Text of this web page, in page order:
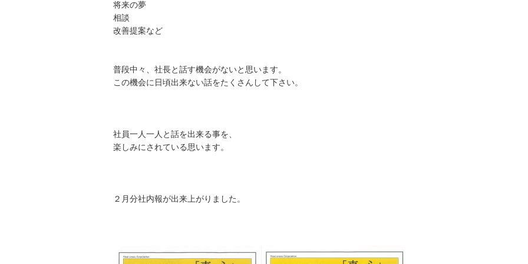
将来の夢
相談
改善提案など
普段中々、社長と話す機会がないと思います。
この機会に日頃出来ない話をたくさんして下さい。
社員一人一人と話を出来る事を、
楽しみにされている思います。
２月分社内報が出来上がりました。